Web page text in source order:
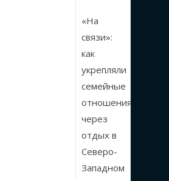
«На
связи»:
как
укрепляли
семейные
отношения
через
отдых в
Северо-
Западном